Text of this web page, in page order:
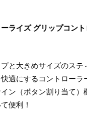
ライズ グリップコン
と大きめサイズのステ
適にするコントローラ
ン（ボタン割り当て）
便利！